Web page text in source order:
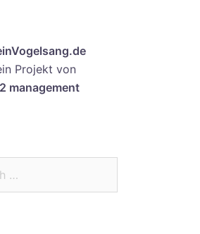
Projekt von
management